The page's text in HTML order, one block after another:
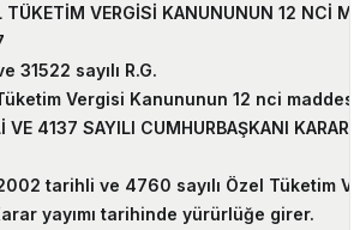
VERGİSİ KANUNUNUN 12 NCİ
31522 sayılı R.G.
Vergisi Kanununun 12 nci
4137 SAYILI CUMHURBAŞKANI
tarihli ve 4760 sayılı Özel Tüketim
yayımı tarihinde yürürlüğe girer.